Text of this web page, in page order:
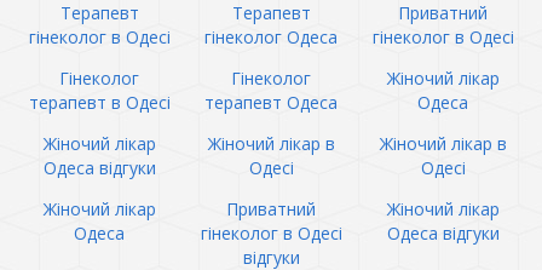
Терапевт
гінеколог в Одесі
Терапевт
гінеколог Одеса
Приватний
гінеколог в Одесі
Гінеколог
терапевт в Одесі
Гінеколог
терапевт Одеса
Жіночий лікар
Одеса
Жіночий лікар
Одеса відгуки
Жіночий лікар в
Одесі
Жіночий лікар в
Одесі
Жіночий лікар
Одеса
Приватний
гінеколог в Одесі
відгуки
Жіночий лікар
Одеса відгуки